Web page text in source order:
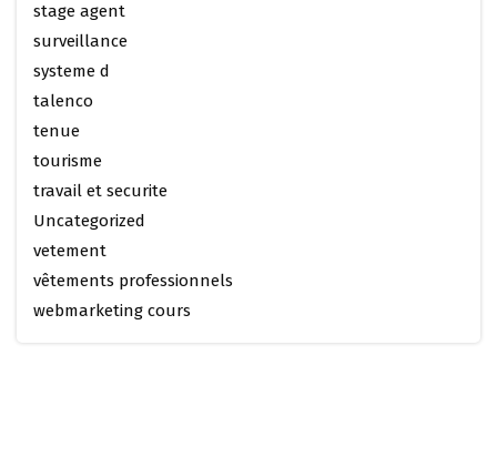
stage agent
surveillance
systeme d
talenco
tenue
tourisme
travail et securite
Uncategorized
vetement
vêtements professionnels
webmarketing cours